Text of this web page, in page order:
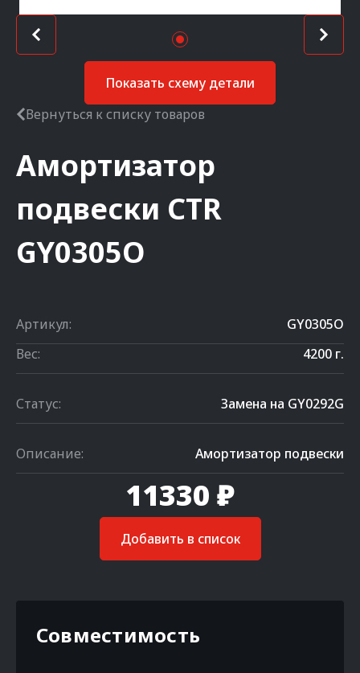
Показать схему детали
Вернуться к списку товаров
Амортизатор
подвески CTR
GY0305O
Артикул:
GY0305O
Вес:
4200 г.
Статус: Замена на GY0292G
Описание: Амортизатор подвески
11330 ₽
Добавить в список
Совместимость